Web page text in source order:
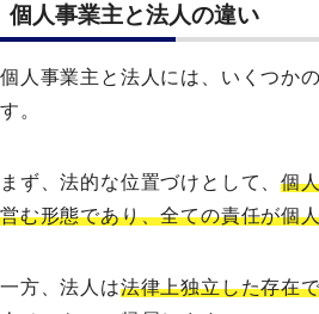
個人事業主と法人の違い
個人事業主と法人には、いくつか
す。
まず、法的な位置づけとして、個
営む形態であり、全ての責任が個
一方、法人は法律上独立した存在